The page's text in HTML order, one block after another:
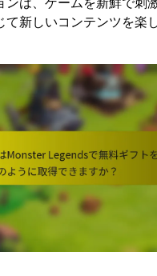
て新しいコンテンツを楽